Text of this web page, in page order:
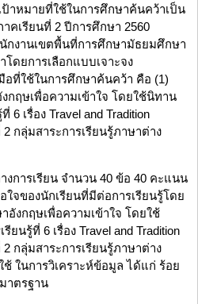
ป้าหมายที่ใช้ในการศึกษาค้นคว้าเป็น
คเรียนที่ 2 ปีการศึกษา 2560
กงานเขตพื้นที่การศึกษามัธยมศึกษา
ดยการเลือกแบบเจาะจง
อที่ใช้ในการศึกษาค้นคว้า คือ (1)
กฤษเพื่อความเข้าใจ โดยใช้นิทาน
เรื่อง Travel and Tradition
กลุ่มสาระการเรียนรู้ภาษาต่าง
การเรียน จำนวน 40 ข้อ 40 คะแนน
จของนักเรียนที่มีต่อการเรียนรู้โดย
อังกฤษเพื่อความเข้าใจ โดยใช้
นรู้ที่ 6 เรื่อง Travel and Tradition
กลุ่มสาระการเรียนรู้ภาษาต่าง
ในการวิเคราะห์ข้อมูล ได้แก่ ร้อย
าตรฐาน